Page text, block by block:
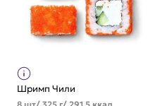
Шримп Чили